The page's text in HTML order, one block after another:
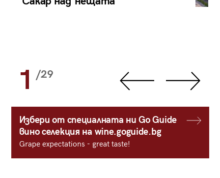
1 /29
Избери от специалната ни Go Guide
вино селекция на wine.goguide.bg
Grape expectations - great taste!